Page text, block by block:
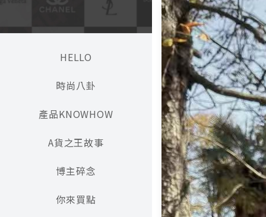
HELLO
時尚八卦
產品KNOWHOW
A貨之王故事
博主碎念
你來買點